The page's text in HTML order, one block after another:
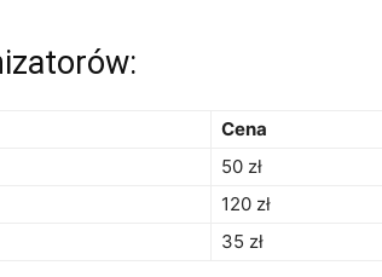
Cena
50 zł
120 zł
35 zł